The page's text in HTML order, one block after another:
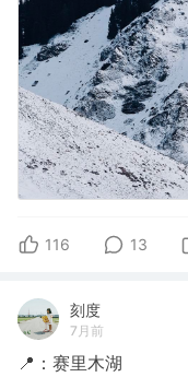
116 13
刻度
7月前
📍：赛里木湖